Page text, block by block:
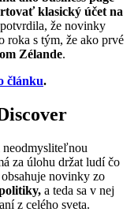
klasický účet na
že novinky
roka s tým, že ako prvé
Zélande.
článku.
neodmysliteľnou
za úlohu držat ludí čo
novinky zo
a teda sa v nej
z celého sveta.